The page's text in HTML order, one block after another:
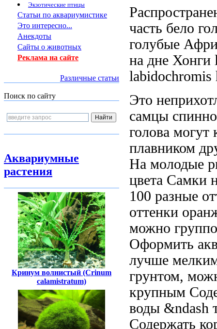
Экзотические птицы
Статьи по аквариумистике
Это интересно...
Анекдоты
Сайты о животных
Реклама на сайте
Различные статьи
Поиск по сайту
Аквариумные
растения
Кринум волнистый (Crinum
calamistratum)
часть бело
голубые
на дне Хонги
labidochromis
Это
самцы
голова могут
плавником
На молодые
цвета Самки
100 разные
оттенки
можно
Оформить
лучше
грунтом,
крупным
воды &ndash
Содержать